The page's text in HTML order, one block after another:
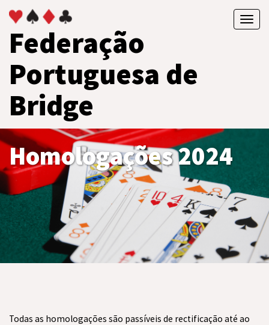
Federação
Portuguesa de
Bridge
Homologações 2024
Todas as homologações são passíveis de rectificação até ao